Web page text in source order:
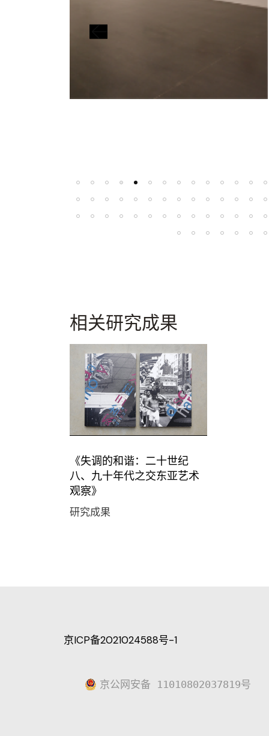
相关研究成果
《失调的和谐：二十世纪
八、九十年代之交东亚艺术
观察》
研究成果
京ICP备2021024588号-1
京公网安备 11010802037819号